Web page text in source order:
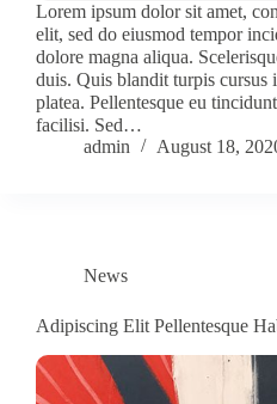
Lorem ipsum dolor sit amet,
elit, sed do eiusmod tempor
dolore magna aliqua.
duis. Quis blandit turpis cursus
platea. Pellentesque eu
facilisi. Sed…
admin
August 18,
News
Adipiscing Elit Pellentesque